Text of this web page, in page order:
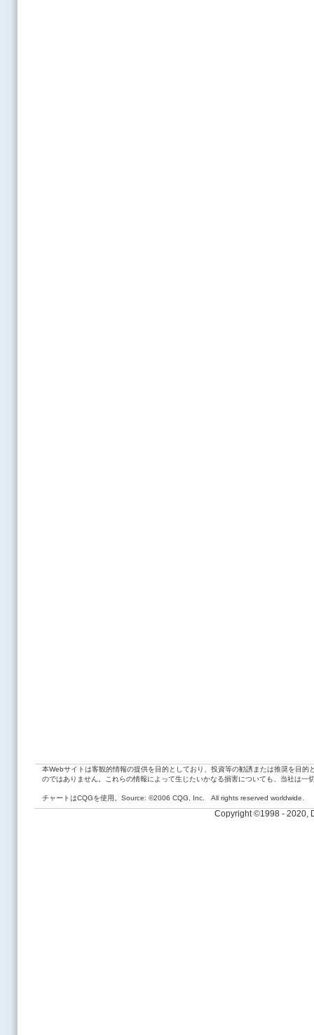
本Webサイトは客観的情報の提供を目的としており、投資等の勧誘または推奨を目
のではありません。これらの情報によって生じたいかなる損害についても、当社は一
チャートはCQGを使用。Source: ©2006 CQG, Inc. All rights reserved worldwide.
Copyright ©1998 - 2020,